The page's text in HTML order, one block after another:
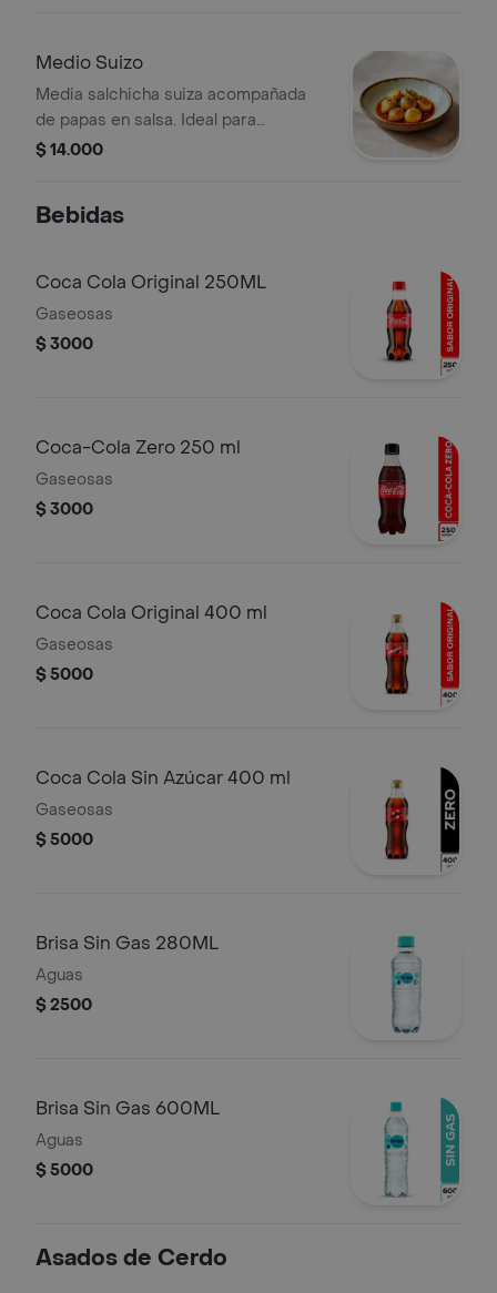
Medio Suizo
Media salchicha suiza acompañada
de papas en salsa. Ideal para
compartir.
$ 14.000
Bebidas
Coca Cola Original 250ML
Gaseosas
$ 3000
Coca-Cola Zero 250 ml
Gaseosas
$ 3000
Coca Cola Original 400 ml
Gaseosas
$ 5000
Coca Cola Sin Azúcar 400 ml
Gaseosas
$ 5000
Brisa Sin Gas 280ML
Aguas
$ 2500
Brisa Sin Gas 600ML
Aguas
$ 5000
Asados de Cerdo